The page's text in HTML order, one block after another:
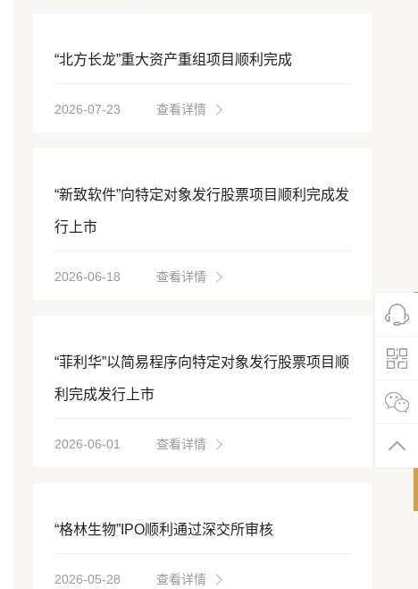
“北方长龙”重大资产重组项目顺利完成
2026-07-23 查看详情
“新致软件”向特定对象发行股票项目顺利完成发
行上市
2026-06-18 查看详情
“菲利华”以简易程序向特定对象发行股票项目顺
利完成发行上市
2026-06-01 查看详情
“格林生物”IPO顺利通过深交所审核
2026-05-28 查看详情